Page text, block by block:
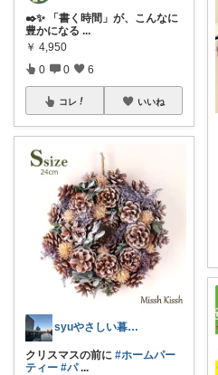
✒️✨ 「書く時間」が、こんなに
豊かになる ...
￥ 4,950
0 0 6
コレ いいね
syuやさしい暮らし ﾌｵﾛバ100🙇
クリスマスの前に #ホームパー
ティー #パ ...